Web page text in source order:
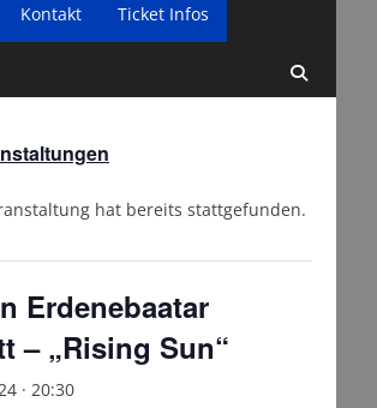
Kontakt Ticket Infos
hat bereits stattgefunden.
Erdenebaatar
– „Rising Sun“
· 20:30